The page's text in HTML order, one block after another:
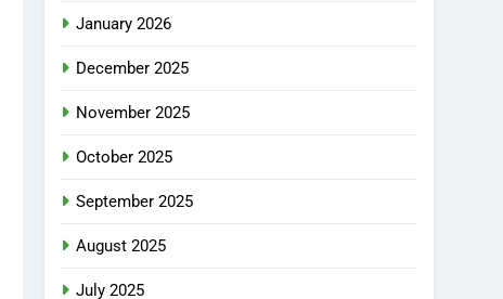
January 2026
December 2025
November 2025
October 2025
September 2025
August 2025
July 2025